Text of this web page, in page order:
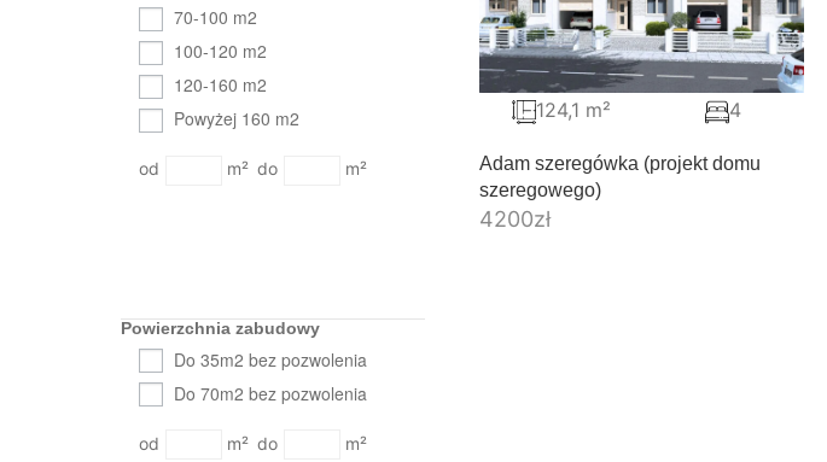
70-100 m2
100-120 m2
120-160 m2
Powyżej 160 m2
m² m²
Powierzchnia zabudowy
Do 35m2 bez pozwolenia
Do 70m2 bez pozwolenia
m² m²
Adam szeregówka (projekt domu
szeregowego)
4200zł
124,1 m² 4